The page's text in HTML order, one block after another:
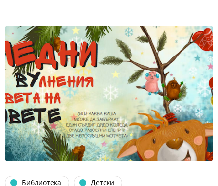
Библиотека Детски